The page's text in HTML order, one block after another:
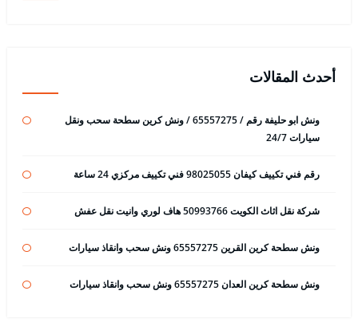
أحدث المقالات
ونش ابو حليفة رقم / 65557275 / ونش كرين سطحة سحب ونقل
سيارات 24/7
رقم فني تكييف كيفان 98025055 فني تكييف مركزي 24 ساعة
شركة نقل اثاث الكويت 50993766 هاف لوري وانيت نقل عفش
ونش سطحة كرين القرين 65557275 ونش سحب وانقاذ سيارات
ونش سطحة كرين العدان 65557275 ونش سحب وانقاذ سيارات